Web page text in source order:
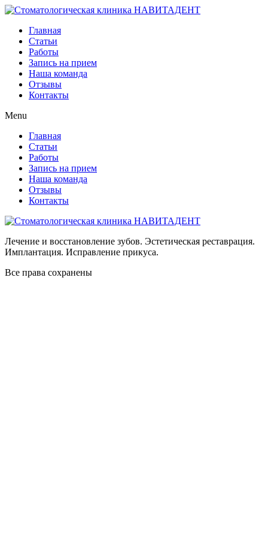
Главная
Статьи
Работы
Запись на прием
Наша команда
Отзывы
Контакты
Menu
Главная
Статьи
Работы
Запись на прием
Наша команда
Отзывы
Контакты
Лечение и восстановление зубов. Эстетическая реставрация.
Имплантация. Исправление прикуса.
Все права сохранены